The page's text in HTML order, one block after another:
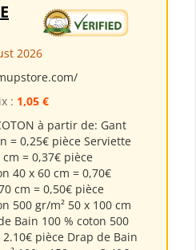
2026
: 1,05 €
à partir de: Gant
= 0,25€ pièce Serviette
= 0,37€ pièce
40 x 60 cm = 0,70€
cm = 0,50€ pièce
500 gr/m² 50 x 100 cm
Bain 100 % coton 500
pièce Drap de Bain